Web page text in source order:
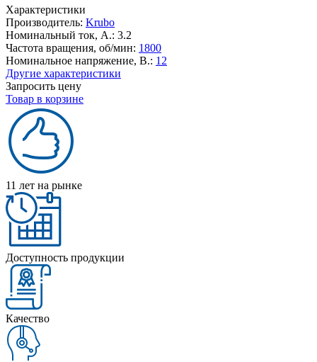
Характеристики
Производитель: Krubo
Номинальный ток, А.: 3.2
Частота вращения, об/мин: 1800
Номинальное напряжение, В.: 12
Другие характеристики
Запросить цену
Товар в корзине
11 лет на рынке
Доступность продукции
Качество